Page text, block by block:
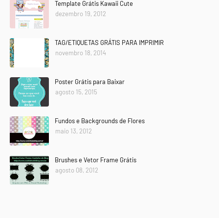
Template Grátis Kawaii Cute
dezembro 19, 2012
TAG/ETIQUETAS GRÁTIS PARA IMPRIMIR
novembro 18, 2014
Poster Grátis para Baixar
agosto 15, 2015
Fundos e Backgrounds de Flores
maio 13, 2012
Brushes e Vetor Frame Grátis
agosto 08, 2012